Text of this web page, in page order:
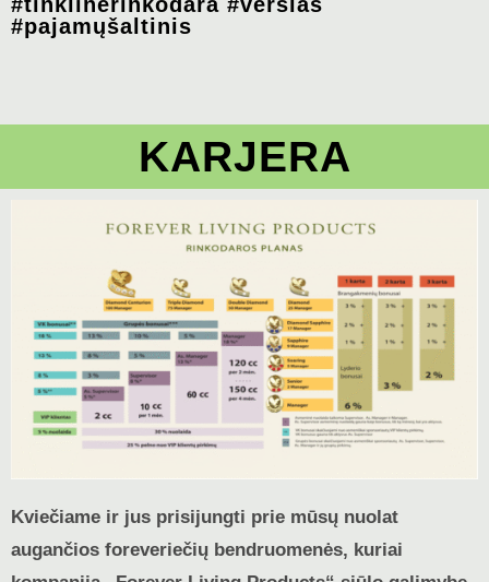
#pajamųšaltinis
KARJERA
Kviečiame ir jus prisijungti prie mūsų nuolat
augančios foreveriečių bendruomenės, kuriai